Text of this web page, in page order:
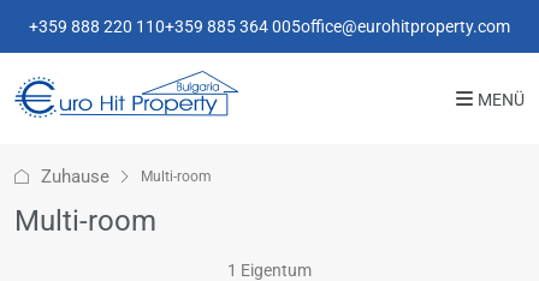
+359 888 220 110+359 885 364 005office@eurohitproperty.com
MENÜ
Zuhause Multi-room
Multi-room
1 Eigentum